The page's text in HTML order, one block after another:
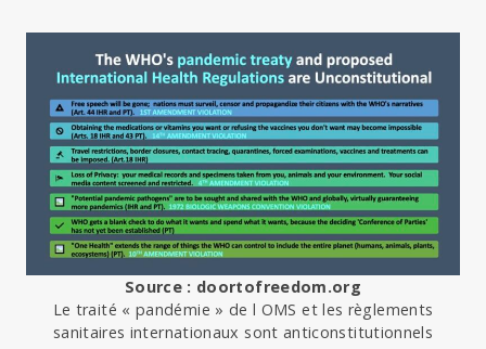
Source : doortofreedom.org
Le traité « pandémie » de l OMS et les règlements
sanitaires internationaux sont anticonstitutionnels